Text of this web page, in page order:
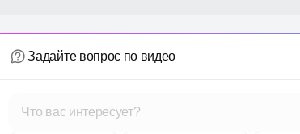
Задайте вопрос по видео
Что вас интересует?